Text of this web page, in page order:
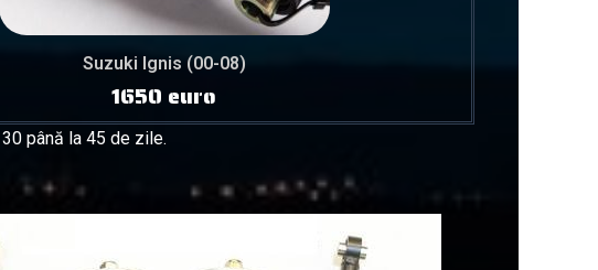
Suzuki Ignis (00-08)
1650 euro
până la 45 de zile.